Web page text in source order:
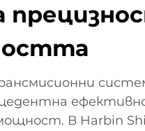
В Harbin